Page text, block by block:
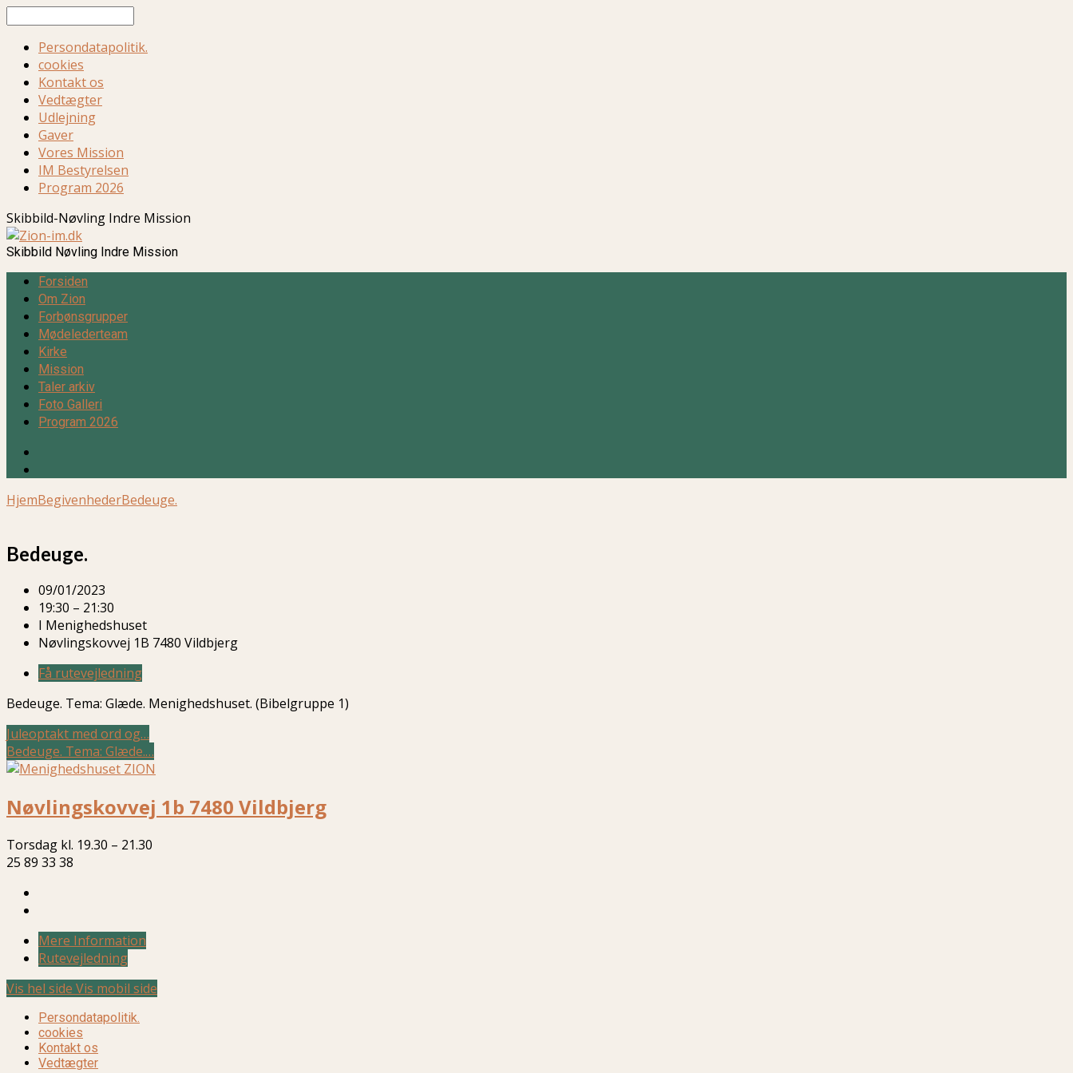
Persondatapolitik.
cookies
Kontakt os
Vedtægter
Udlejning
Gaver
Vores Mission
IM Bestyrelsen
Program 2026
Skibbild-Nøvling Indre Mission
Skibbild Nøvling Indre Mission
Forsiden
Om Zion
Forbønsgrupper
Mødelederteam
Kirke
Mission
Taler arkiv
Foto Galleri
Program 2026
HjemBegivenhederBedeuge.
Bedeuge.
09/01/2023
19:30 – 21:30
I Menighedshuset
Nøvlingskovvej 1B 7480 Vildbjerg
Få rutevejledning
Bedeuge. Tema: Glæde. Menighedshuset. (Bibelgruppe 1)
Juleoptakt med ord og…
Bedeuge. Tema: Glæde.…
Nøvlingskovvej 1b 7480 Vildbjerg
Torsdag kl. 19.30 – 21.30
25 89 33 38
Mere Information
Rutevejledning
Vis hel side Vis mobil side
Persondatapolitik.
cookies
Kontakt os
Vedtægter